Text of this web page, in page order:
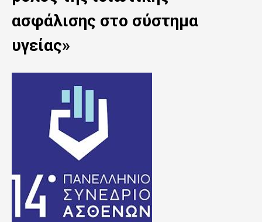
ασφάλισης στο σύστημα
υγείας»